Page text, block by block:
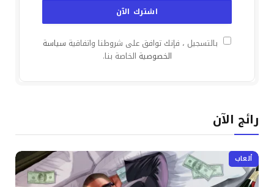
بالتسجيل ، فإنك توافق على شروطنا واتفاقية سياسة
الخصوصية الخاصة بنا.
رائج الآن
ألعاب